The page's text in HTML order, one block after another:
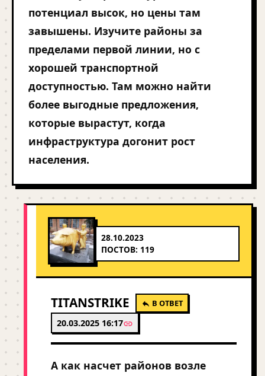
потенциал высок, но цены там
завышены. Изучите районы за
пределами первой линии, но с
хорошей транспортной
доступностью. Там можно найти
более выгодные предложения,
которые вырастут, когда
инфраструктура догонит рост
населения.
28.10.2023
ПОСТОВ: 119
TITANSTRIKE В ОТВЕТ
20.03.2025 16:17
А как насчет районов возле